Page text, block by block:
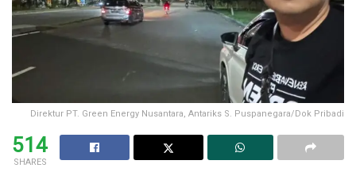
Direktur PT. Green Energy Nusantara, Antariks S. Puspanegara/Dok Pribadi
514
SHARES